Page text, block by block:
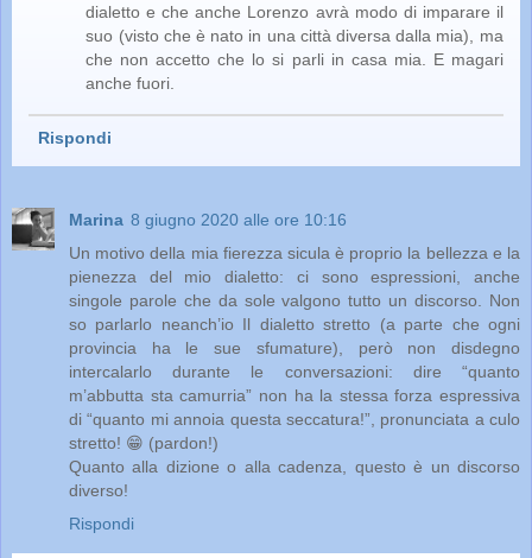
dialetto e che anche Lorenzo avrà modo di imparare il
suo (visto che è nato in una città diversa dalla mia), ma
che non accetto che lo si parli in casa mia. E magari
anche fuori.
Rispondi
Marina 8 giugno 2020 alle ore 10:16
Un motivo della mia fierezza sicula è proprio la bellezza e la
pienezza del mio dialetto: ci sono espressioni, anche
singole parole che da sole valgono tutto un discorso. Non
so parlarlo neanch’io Il dialetto stretto (a parte che ogni
provincia ha le sue sfumature), però non disdegno
intercalarlo durante le conversazioni: dire “quanto
m’abbutta sta camurria” non ha la stessa forza espressiva
di “quanto mi annoia questa seccatura!”, pronunciata a culo
stretto! 😁 (pardon!)
Quanto alla dizione o alla cadenza, questo è un discorso
diverso!
Rispondi